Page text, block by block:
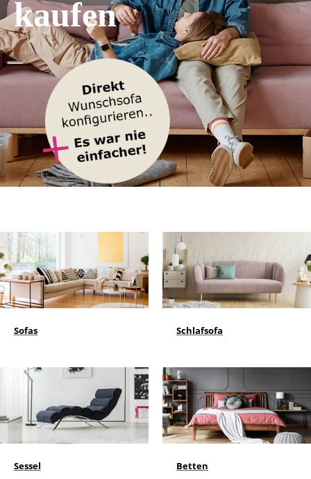
kaufen
Sofas Schlafsofa
Sessel Betten